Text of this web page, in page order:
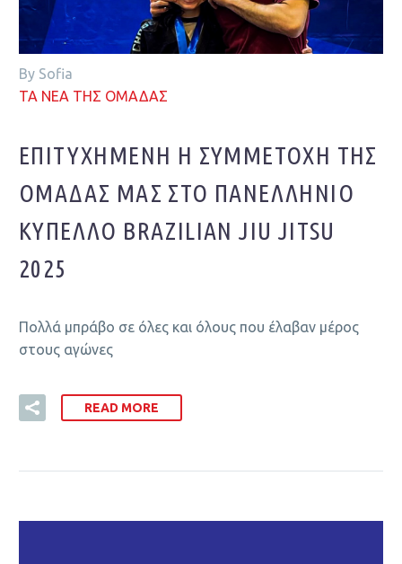
By Sofia
ΤΑ ΝΕΑ ΤΗΣ ΟΜΑΔΑΣ
ΕΠΙΤΥΧΗΜΈΝΗ Η ΣΥΜΜΕΤΟΧΉ ΤΗΣ
ΟΜΆΔΑΣ ΜΑΣ ΣΤΟ ΠΑΝΕΛΛΉΝΙΟ
ΚΎΠΕΛΛΟ BRAZILIAN JIU JITSU
2025
Πολλά μπράβο σε όλες και όλους που έλαβαν μέρος
στους αγώνες
READ MORE